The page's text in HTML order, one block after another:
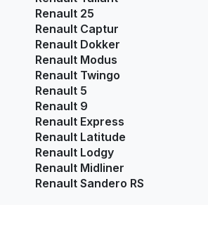
Renault 25
Renault Captur
Renault Dokker
Renault Modus
Renault Twingo
Renault 5
Renault 9
Renault Express
Renault Latitude
Renault Lodgy
Renault Midliner
Renault Sandero RS